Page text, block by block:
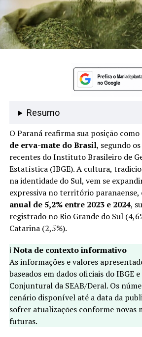
Resumo
O Paraná reafirma sua posição como
de erva-mate do Brasil, segundo
recentes do Instituto Brasileiro de
Estatística (IBGE). A cultura,
na identidade do Sul, vem se
expressiva no território paranaense,
anual de 5,2% entre 2023 e 2024,
registrado no Rio Grande do Sul
Catarina (2,5%).
ℹ️ Nota de contexto informativo
As informações e valores
baseados em dados oficiais do IBGE
Conjuntural da SEAB/Deral. Os
cenário disponível até a data da
sofrer atualizações conforme novas
futuras.